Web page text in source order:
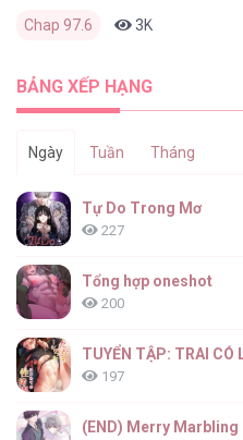
Chap 97.6 3K
BẢNG XẾP HẠNG
Ngày Tuần Tháng
Tự Do Trong Mơ
227
Tổng hợp oneshot
200
TUYỂN TẬP: TRAI CÓ
197
(END) Merry Marbling